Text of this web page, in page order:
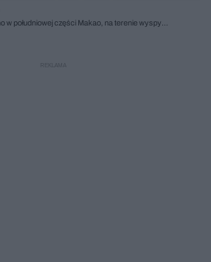
w południowej części Makao, na terenie wyspy